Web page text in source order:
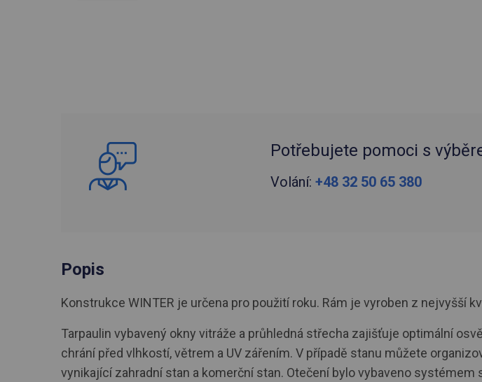
Potřebujete pomoci s
Volání: +48 32 50 65 380
Popis
Konstrukce WINTER je určena pro použití roku. Rám je vyroben z nejvyšší
Tarpaulin vybavený okny vitráže a průhledná střecha zajišťuje optimální
chrání před vlhkostí, větrem a UV zářením. V případě stanu můžete
vynikající zahradní stan a komerční stan. Otečení bylo vybaveno